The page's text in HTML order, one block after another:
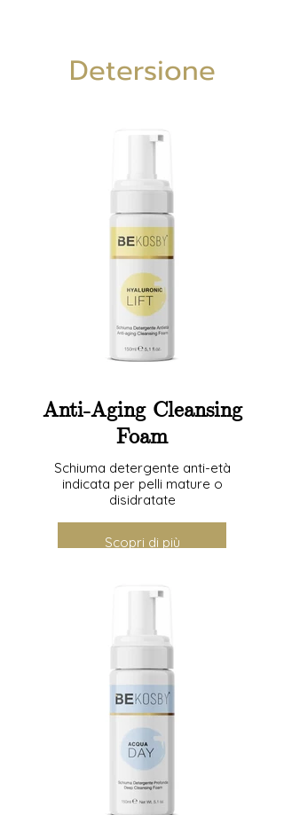
Detersione
Anti-Aging Cleansing
Foam
Schiuma detergente anti-età
indicata per pelli mature o
disidratate
Scopri di più